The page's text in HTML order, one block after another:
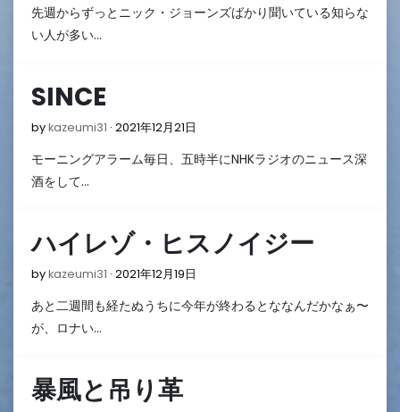
12
先週からずっとニック・ジョーンズばかり聞いている知らな
い人が多い…
SINCE
bykazeumi31 2021年12月21日
12
モーニングアラーム毎日、五時半にNHKラジオのニュース深
酒をして…
ハイレゾ・ヒスノイジー
bykazeumi31 2021年12月19日
12
あと二週間も経たぬうちに今年が終わるとななんだかなぁ〜
が、ロナい…
暴風と吊り革